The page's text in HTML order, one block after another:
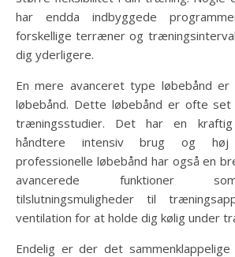
har endda indbyggede
forskellige terræner og
dig yderligere.
En mere avanceret type løbebånd er
løbebånd. Dette løbebånd er ofte
træningsstudier. Det har en
håndtere intensiv brug og høj
professionelle løbebånd har også en
avancerede funktioner
tilslutningsmuligheder til
ventilation for at holde dig kølig under
Endelig er der det